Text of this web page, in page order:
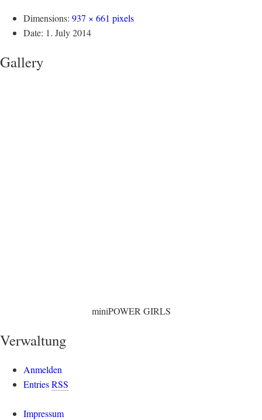
Dimensions: 937 × 661 pixels
Date: 1. July 2014
Gallery
miniPOWER GIRLS
Verwaltung
Anmelden
EntriesRSS
Impressum